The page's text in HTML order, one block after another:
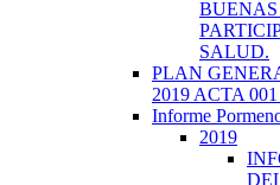
SALUD.
PLAN
2019 ACTA
Informe
2019